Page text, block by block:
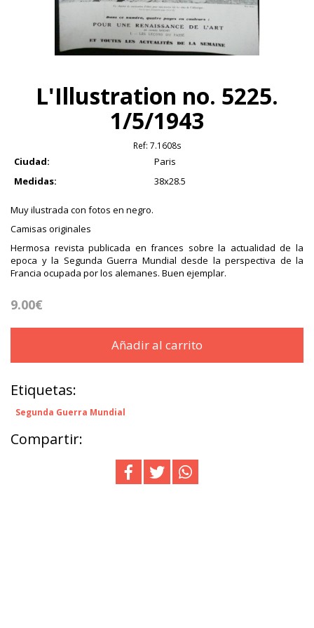
L'Illustration no. 5225.
1/5/1943
Ref: 7.1608s
Ciudad:
Paris
Medidas:
38x28.5
Muy ilustrada con fotos en negro.
Camisas originales
Hermosa revista publicada en frances sobre la actualidad de la
epoca y la Segunda Guerra Mundial desde la perspectiva de la
Francia ocupada por los alemanes. Buen ejemplar.
9.00€
Añadir al carrito
Etiquetas:
Segunda Guerra Mundial
Compartir: